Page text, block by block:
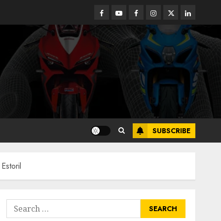
Facebook
YoutubeFacebookInstagram
Twitterlinkedin
SUBSCRIBE
Search
for: